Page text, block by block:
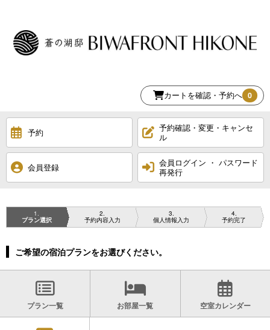
カートを確認・予約へ 0
予約
予約確認・変更・キャンセ
ル
会員登録
会員ログイン ・ パスワード
再発行
1
プラン選択
2
予約内容入力
3
個人情報入力
4
予約完了
ご希望の宿泊プランをお選びください。
プラン一覧 お部屋一覧 空室カレンダー